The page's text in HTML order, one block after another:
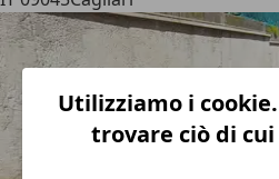
Utilizziamo i
trovare ciò di